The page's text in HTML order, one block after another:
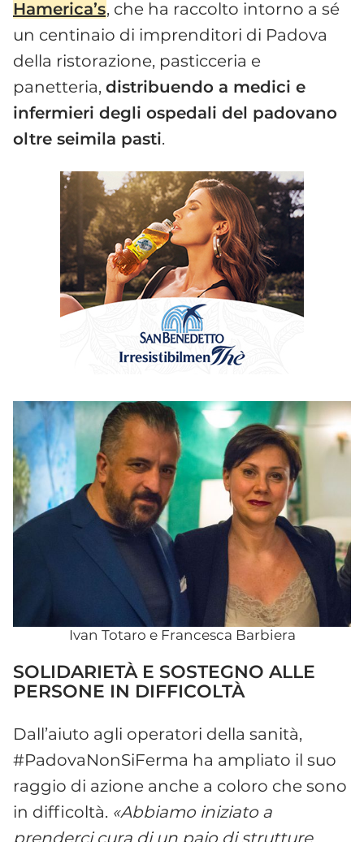
Hamerica’s, che ha raccolto intorno a sé
un centinaio di imprenditori di Padova
della ristorazione, pasticceria e
panetteria, distribuendo a medici e
infermieri degli ospedali del padovano
oltre seimila pasti.
Ivan Totaro e Francesca Barbiera
SOLIDARIETÀ E SOSTEGNO ALLE
PERSONE IN DIFFICOLTÀ
Dall’aiuto agli operatori della sanità,
#PadovaNonSiFerma ha ampliato il suo
raggio di azione anche a coloro che sono
in difficoltà. «Abbiamo iniziato a
prenderci cura di un paio di strutture